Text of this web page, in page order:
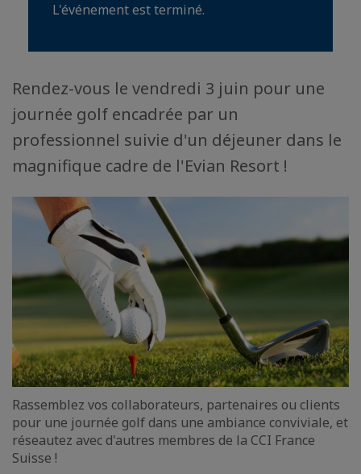
L'événement est terminé.
Rendez-vous le vendredi 3 juin pour une
journée golf encadrée par un
professionnel suivie d'un déjeuner dans le
magnifique cadre de l'Evian Resort !
Rassemblez vos collaborateurs, partenaires ou clients
pour une journée golf dans une ambiance conviviale, et
réseautez avec d'autres membres de la CCI France
Suisse !